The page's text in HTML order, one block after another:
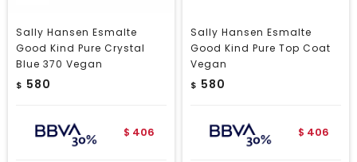
Sally Hansen Esmalte
Good Kind Pure Crystal
Blue 370 Vegan
$ 580
$ 406
Sally Hansen Esmalte
Good Kind Pure Top Coat
Vegan
$ 580
$ 406